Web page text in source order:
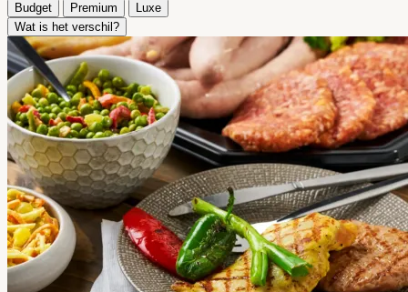
Budget Premium
Luxe
Wat is het verschil?